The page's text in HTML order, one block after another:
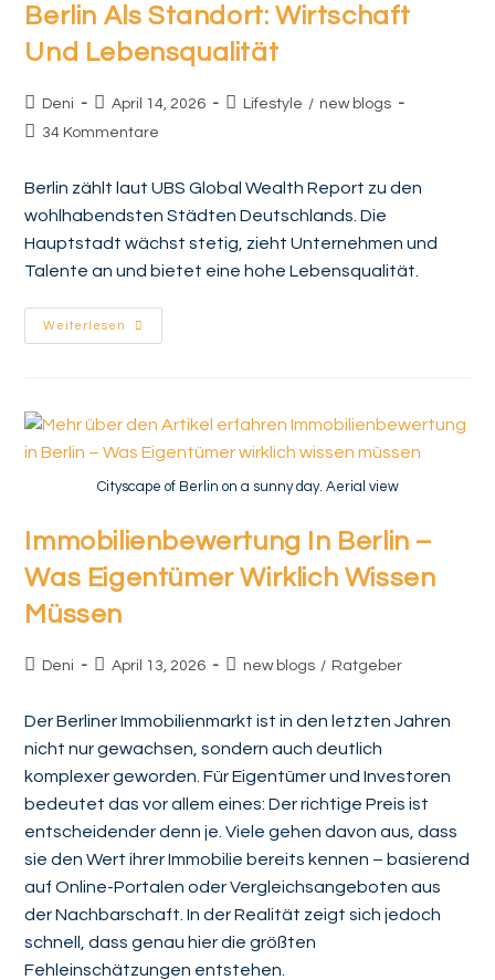
Berlin Als Standort: Wirtschaft
Und Lebensqualität
Deni April 14, 2026 Lifestyle / new blogs
34 Kommentare
Berlin zählt laut UBS Global Wealth Report zu den
wohlhabendsten Städten Deutschlands. Die
Hauptstadt wächst stetig, zieht Unternehmen und
Talente an und bietet eine hohe Lebensqualität.
Weiterlesen
Cityscape of Berlin on a sunny day. Aerial view
Immobilienbewertung In Berlin –
Was Eigentümer Wirklich Wissen
Müssen
Deni April 13, 2026 new blogs / Ratgeber
Der Berliner Immobilienmarkt ist in den letzten Jahren
nicht nur gewachsen, sondern auch deutlich
komplexer geworden. Für Eigentümer und Investoren
bedeutet das vor allem eines: Der richtige Preis ist
entscheidender denn je. Viele gehen davon aus, dass
sie den Wert ihrer Immobilie bereits kennen – basierend
auf Online-Portalen oder Vergleichsangeboten aus
der Nachbarschaft. In der Realität zeigt sich jedoch
schnell, dass genau hier die größten
Fehleinschätzungen entstehen.